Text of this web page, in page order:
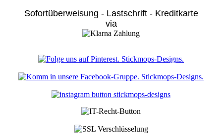
Sofortüberweisung - Lastschrift - Kreditkarte
via